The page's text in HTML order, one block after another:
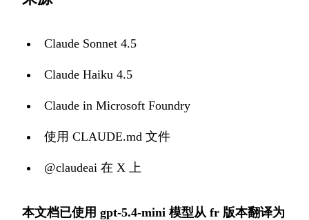
Claude Sonnet 4.5
Claude Haiku 4.5
Claude in Microsoft Foundry
使用 CLAUDE.md 文件
@claudeai 在 X 上
本文档已使用 gpt-5.4-mini 模型从 fr 版本翻译为